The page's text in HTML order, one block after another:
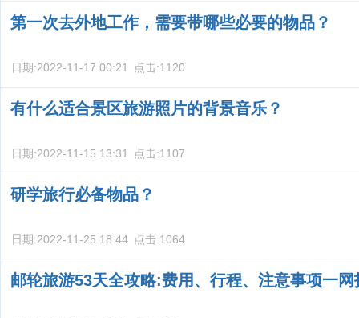
第一次去外地工作，需要带哪些必要的物品？
日期:2022-11-17 00:21 点击:1120
有什么适合景区旅游照片的背景音乐？
日期:2022-11-15 13:31 点击:1107
研学旅行必备物品？
日期:2022-11-25 18:44 点击:1064
邮轮旅游53天全攻略:费用、行程、注意事项一网